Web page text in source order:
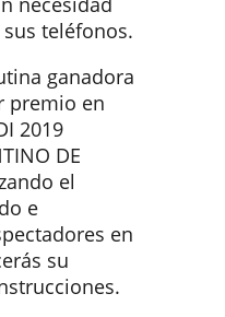
teléfonos.
ganadora
premio en
2019
DE
el
e
en
su